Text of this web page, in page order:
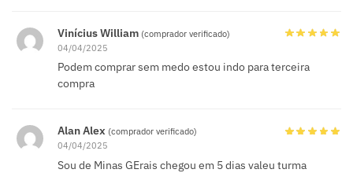
Vinícius William (comprador verificado)
04/04/2025
Podem comprar sem medo estou indo para terceira
compra
Alan Alex (comprador verificado)
04/04/2025
Sou de Minas GErais chegou em 5 dias valeu turma